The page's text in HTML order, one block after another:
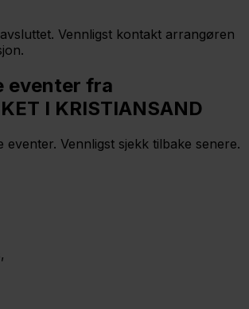
Vennligst kontakt arrangøren
eventer fra
I KRISTIANSAND
eventer. Vennligst sjekk tilbake senere.